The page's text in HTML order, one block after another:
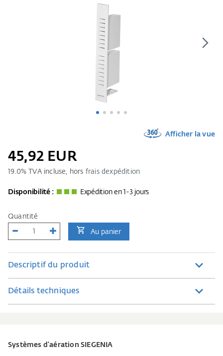
Afficher la vue
45,92 EUR
19.0% TVA incluse, hors frais dexpédition
Disponibilité : Expédition en 1-3 jours
Quantité
Au panier
Descriptif du produit
Détails techniques
Systèmes d'aération SIEGENIA